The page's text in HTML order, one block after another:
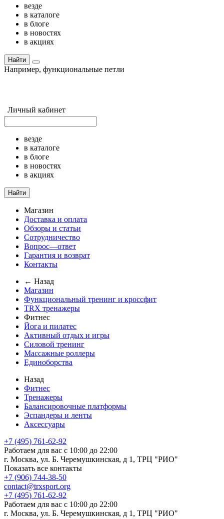
везде
в каталоге
в блоге
в новостях
в акциях
Найти
Например, функциональные петли
Личный кабинет
везде
в каталоге
в блоге
в новостях
в акциях
Найти
Магазин
Доставка и оплата
Обзоры и статьи
Сотрудничество
Вопрос—ответ
Гарантия и возврат
Контакты
← Назад
Магазин
Функциональный тренинг и кроссфит
TRX тренажеры
Фитнес
Йога и пилатес
Активный отдых и игры
Силовой тренинг
Массажные роллеры
Единоборства
Назад
Фитнес
Тренажеры
Балансировочные платформы
Эспандеры и ленты
Аксессуары
+7 (495) 761-62-92
Работаем для вас с 10:00 до 22:00
г. Москва, ул. Б. Черемушкинская, д 1, ТРЦ "РИО"
Показать все контакты
+7 (906) 744-38-50
contact@trxsport.org
+7 (495) 761-62-92
Работаем для вас с 10:00 до 22:00
г. Москва, ул. Б. Черемушкинская, д 1, ТРЦ "РИО"